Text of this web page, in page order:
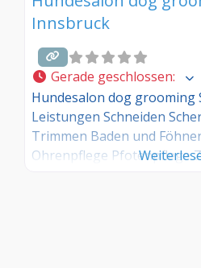
Innsbruck
Gerade geschlossen:
Hundesalon dog grooming
Leistungen Schneiden
Trimmen Baden und
Ohrenpflege Pfotenpflege